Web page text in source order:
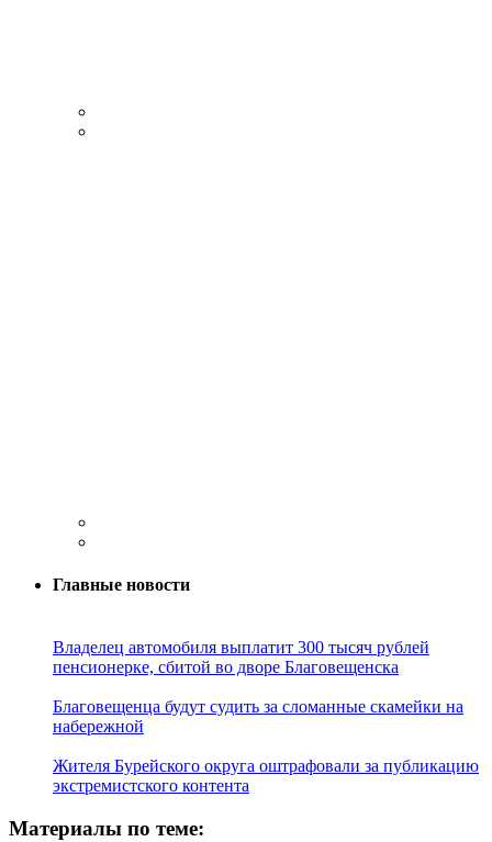
Главные новости
Владелец автомобиля выплатит 300 тысяч рублей
пенсионерке, сбитой во дворе Благовещенска
Благовещенца будут судить за сломанные скамейки на
набережной
Жителя Бурейского округа оштрафовали за публикацию
экстремистского контента
Материалы по теме: